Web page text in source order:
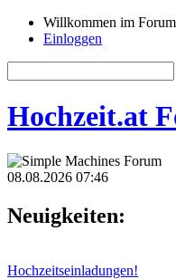
Willkommen im
Einloggen
Hochzeit.at
08.08.2026 07:46
Neuigkeiten:
Hochzeitseinladungen!